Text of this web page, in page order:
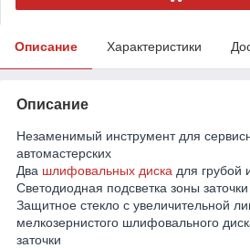
Описание Характеристики
Описание
Незаменимый инструмент для
автомастерских
Два шлифовальных диска для грубой
Светодиодная подсветка зоны заточки
Защитное стекло с увеличительной
мелкозернистого шлифовального
заточки